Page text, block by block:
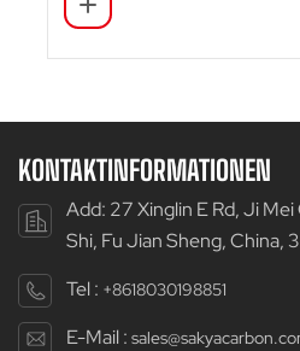
KONTAKTINFORMATIONEN
Add: 27 Xinglin E Rd, Ji Mei
Shi, Fu Jian Sheng, China,
Tel : +8618030198851
E-Mail :